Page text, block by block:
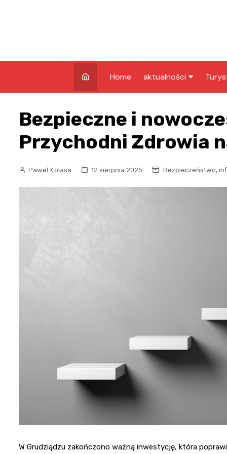
Home aktualności
infrastruktura
edukacja
Bezpieczne i
Przychodni Zdrowia
Paweł Kolasa 12 sierpnia 2025 Bezpieczeństwo,
W Grudziądzu zakończono ważną inwestycję, która